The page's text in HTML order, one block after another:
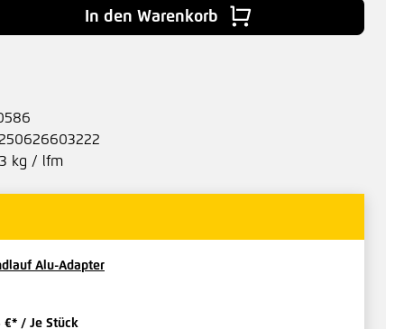
Gib den gewünschten Wert ein oder
In den Warenkorb
kg / lfm
Alu-Adapter
€* / Je Stück